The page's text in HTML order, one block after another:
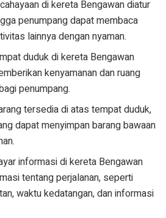
di kereta Bengawan diatur
penumpang dapat membaca
lainnya dengan nyaman.
duduk di kereta Bengawan
kenyamanan dan ruang
penumpang.
tersedia di atas tempat duduk,
dapat menyimpan barang bawaan
informasi di kereta Bengawan
tentang perjalanan, seperti
waktu kedatangan, dan informasi